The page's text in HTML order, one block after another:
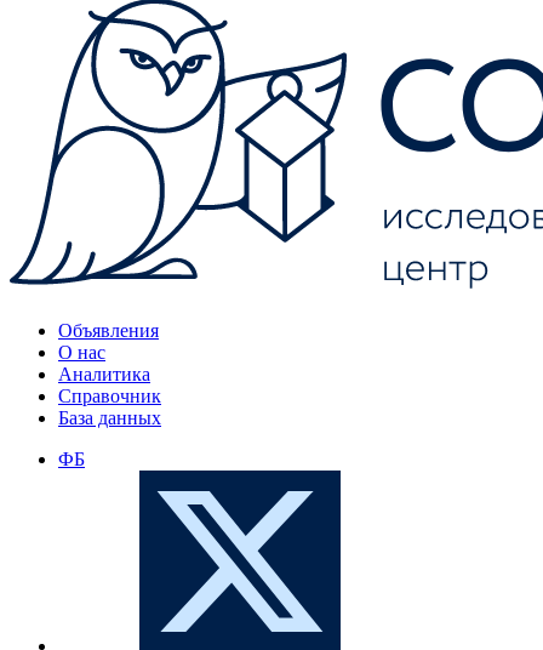
Объявления
О нас
Аналитика
Справочник
База данных
ФБ